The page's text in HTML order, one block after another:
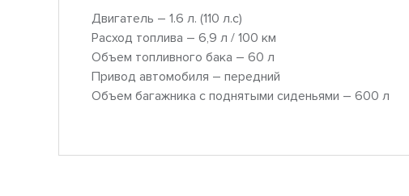
Двигатель – 1.6 л. (110 л.с)
Расход топлива – 6,9 л / 100 км
Объем топливного бака – 60 л
Привод автомобиля – передний
Объем багажника с поднятыми сиденьями – 600 л